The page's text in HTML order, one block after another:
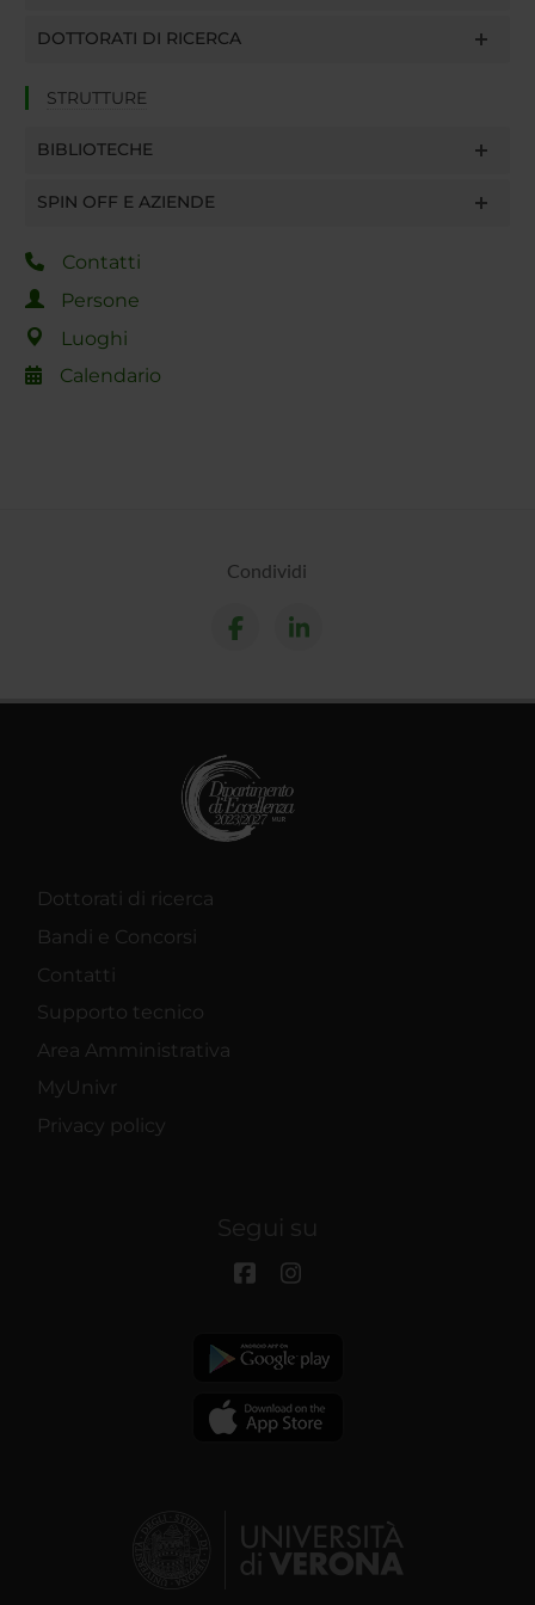
DOTTORATI DI RICERCA
STRUTTURE
BIBLIOTECHE
SPIN OFF E AZIENDE
Contatti
Persone
Luoghi
Calendario
Condividi
Dottorati di ricerca
Bandi e Concorsi
Contatti
Supporto tecnico
Area Amministrativa
MyUnivr
Privacy policy
Segui su